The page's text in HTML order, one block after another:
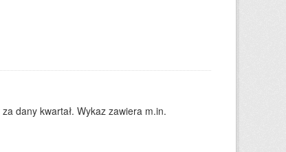
dany kwartał. Wykaz zawiera m.in.